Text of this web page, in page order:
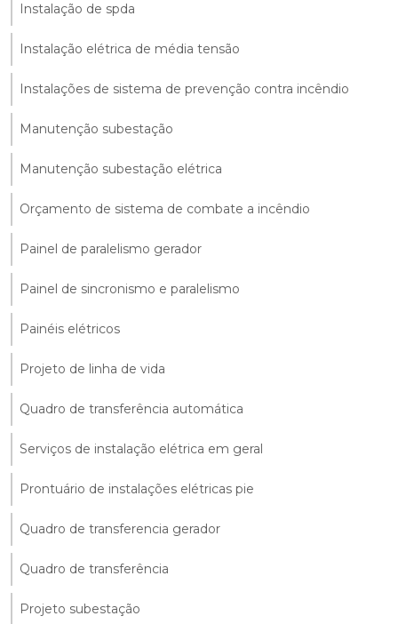
Instalação de spda
Instalação elétrica de média tensão
Instalações de sistema de prevenção contra incêndio
Manutenção subestação
Manutenção subestação elétrica
Orçamento de sistema de combate a incêndio
Painel de paralelismo gerador
Painel de sincronismo e paralelismo
Painéis elétricos
Projeto de linha de vida
Quadro de transferência automática
Serviços de instalação elétrica em geral
Prontuário de instalações elétricas pie
Quadro de transferencia gerador
Quadro de transferência
Projeto subestação